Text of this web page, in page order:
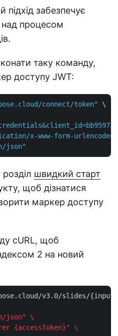
забезпечує
над процесом
таку команду,
доступу JWT:
connect/token"
\
x-www-form-urlencoded"
json"
швидкий старт
щоб дізнатися
маркер доступу
cURL, щоб
2 на новий
json" \
{accessToken}" \